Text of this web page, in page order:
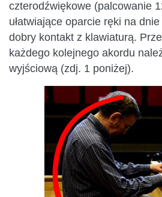
czterodźwiękowe (palcowanie
ułatwiające oparcie ręki na
dobry kontakt z klawiaturą.
każdego kolejnego akordu
wyjściową (zdj. 1 poniżej).